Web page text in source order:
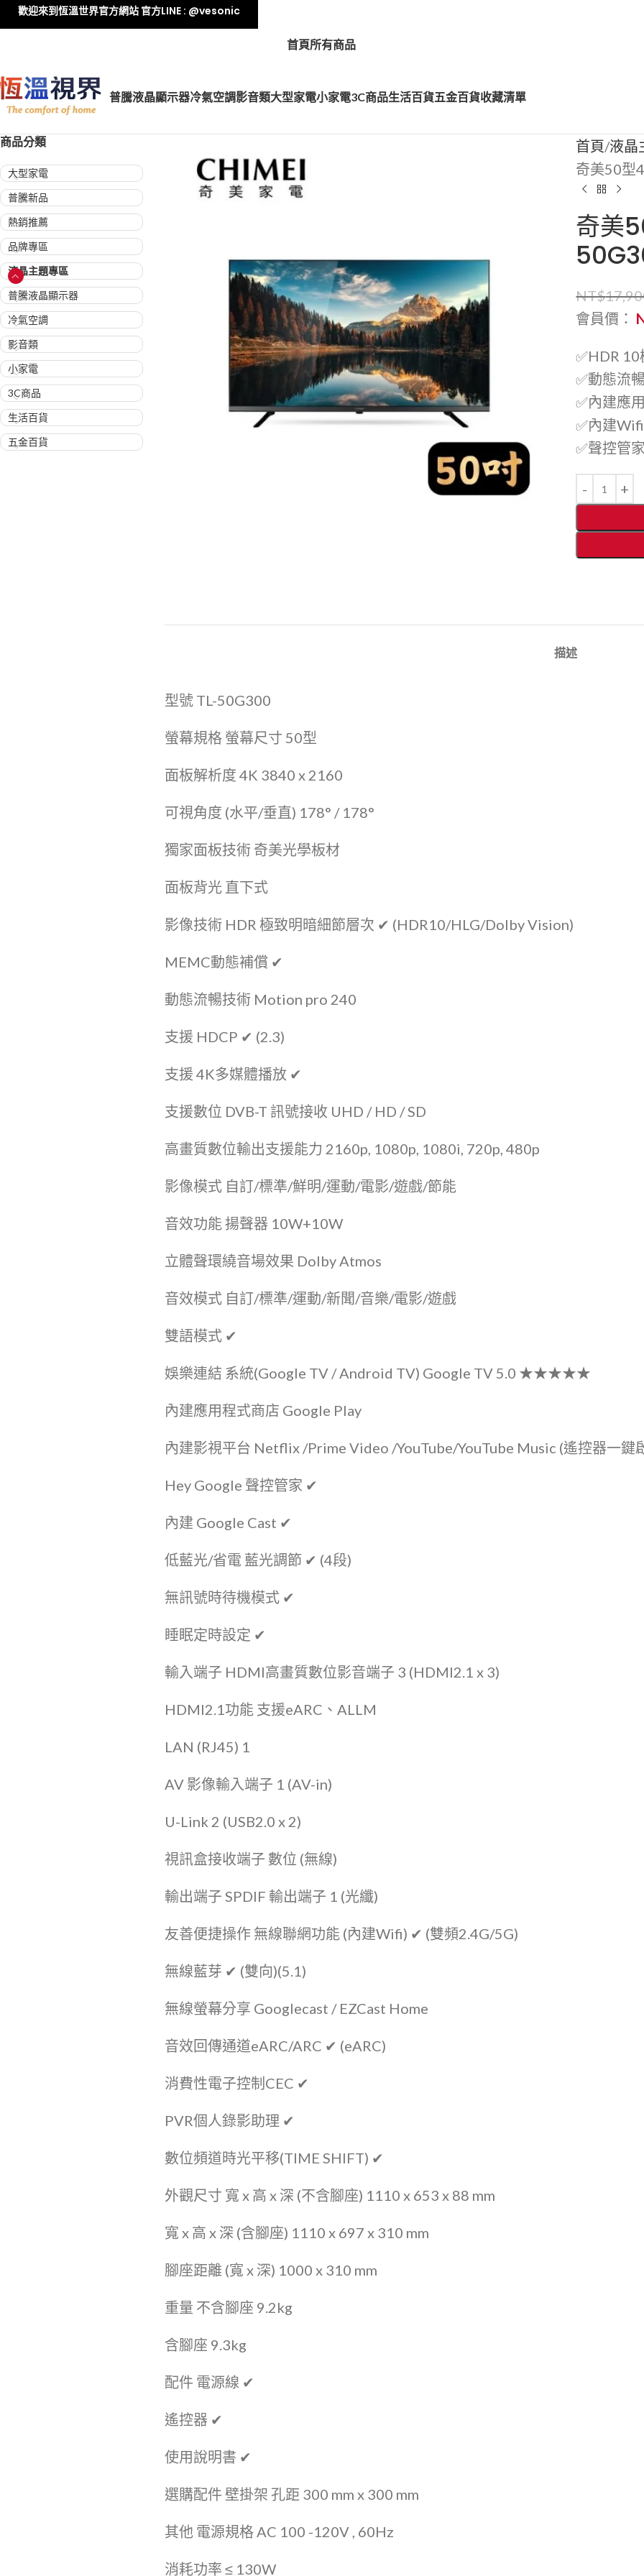
首頁所有商品
普騰液晶顯示器冷氣空調影音類大型家電小家電3C商品生活百貨五金百貨收藏清單
商品分類
大型家電
普騰新品
熱銷推薦
品牌專區
液晶主題專區
普騰液晶顯示器
冷氣空調
影音類
小家電
3C商品
生活百貨
五金百貨
首頁 液晶
奇美50型
奇美
NT$
會員價：
✅HDR
✅動態流
✅內建應
✅內建
✅聲控管
描述
型號 TL-50G300
螢幕規格 螢幕尺寸 50型
面板解析度 4K 3840 x 2160
可視角度 (水平/垂直) 178° / 178°
獨家面板技術 奇美光學板材
面板背光 直下式
影像技術 HDR 極致明暗細節層次 ✔ (HDR10/HLG/Dolby Vision)
MEMC動態補償 ✔
動態流暢技術 Motion pro 240
支援 HDCP ✔ (2.3)
支援 4K多媒體播放 ✔
支援數位 DVB-T 訊號接收 UHD / HD / SD
高畫質數位輸出支援能力 2160p, 1080p, 1080i, 720p, 480p
影像模式 自訂/標準/鮮明/運動/電影/遊戲/節能
音效功能 揚聲器 10W+10W
立體聲環繞音場效果 Dolby Atmos
音效模式 自訂/標準/運動/新聞/音樂/電影/遊戲
雙語模式 ✔
娛樂連結 系統(Google TV / Android TV) Google TV 5.0 ★★★★★
內建應用程式商店 Google Play
內建影視平台 Netflix /Prime Video /YouTube/YouTube Music (遙控器一鍵
Hey Google 聲控管家 ✔
內建 Google Cast ✔
低藍光/省電 藍光調節 ✔ (4段)
無訊號時待機模式 ✔
睡眠定時設定 ✔
輸入端子 HDMI高畫質數位影音端子 3 (HDMI2.1 x 3)
HDMI2.1功能 支援eARC、ALLM
LAN (RJ45) 1
AV 影像輸入端子 1 (AV-in)
U-Link 2 (USB2.0 x 2)
視訊盒接收端子 數位 (無線)
輸出端子 SPDIF 輸出端子 1 (光纖)
友善便捷操作 無線聯網功能 (內建Wifi) ✔ (雙頻2.4G/5G)
無線藍芽 ✔ (雙向)(5.1)
無線螢幕分享 Googlecast / EZCast Home
音效回傳通道eARC/ARC ✔ (eARC)
消費性電子控制CEC ✔
PVR個人錄影助理 ✔
數位頻道時光平移(TIME SHIFT) ✔
外觀尺寸 寬 x 高 x 深 (不含腳座) 1110 x 653 x 88 mm
寬 x 高 x 深 (含腳座) 1110 x 697 x 310 mm
腳座距離 (寬 x 深) 1000 x 310 mm
重量 不含腳座 9.2kg
含腳座 9.3kg
配件 電源線 ✔
遙控器 ✔
使用說明書 ✔
選購配件 壁掛架 孔距 300 mm x 300 mm
其他 電源規格 AC 100 -120V , 60Hz
消耗功率 ≤ 130W
歡迎來到恆溫世界官方網站 官方LINE : @vesonic